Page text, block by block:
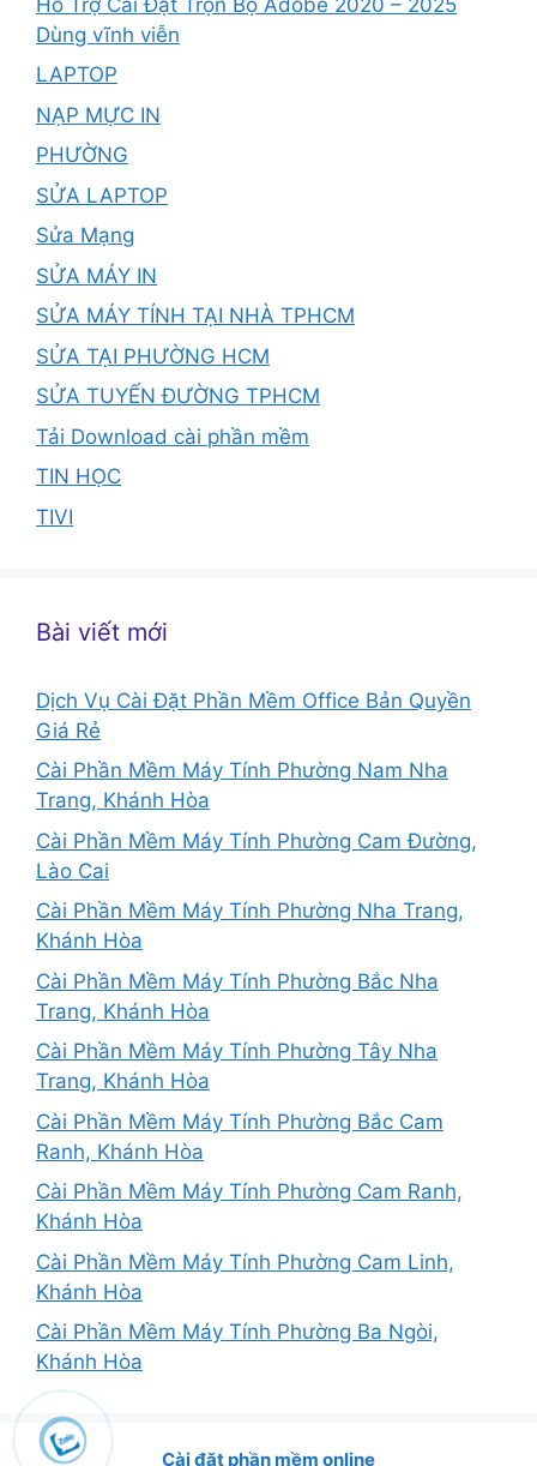
Dùng vĩnh viễn
LAPTOP
NẠP MỰC IN
PHƯỜNG
SỬA LAPTOP
Sửa Mạng
SỬA MÁY IN
SỬA MÁY TÍNH TẠI NHÀ TPHCM
SỬA TẠI PHƯỜNG HCM
SỬA TUYẾN ĐƯỜNG TPHCM
Tải Download cài phần mềm
TIN HỌC
TIVI
Bài viết mới
Dịch Vụ Cài Đặt Phần Mềm Office Bản Quyền
Giá Rẻ
Cài Phần Mềm Máy Tính Phường Nam Nha
Trang, Khánh Hòa
Cài Phần Mềm Máy Tính Phường Cam Đường,
Lào Cai
Cài Phần Mềm Máy Tính Phường Nha Trang,
Khánh Hòa
Cài Phần Mềm Máy Tính Phường Bắc Nha
Trang, Khánh Hòa
Cài Phần Mềm Máy Tính Phường Tây Nha
Trang, Khánh Hòa
Cài Phần Mềm Máy Tính Phường Bắc Cam
Ranh, Khánh Hòa
Cài Phần Mềm Máy Tính Phường Cam Ranh,
Khánh Hòa
Cài Phần Mềm Máy Tính Phường Cam Linh,
Khánh Hòa
Cài Phần Mềm Máy Tính Phường Ba Ngòi,
Khánh Hòa
Cài đặt phần mềm online